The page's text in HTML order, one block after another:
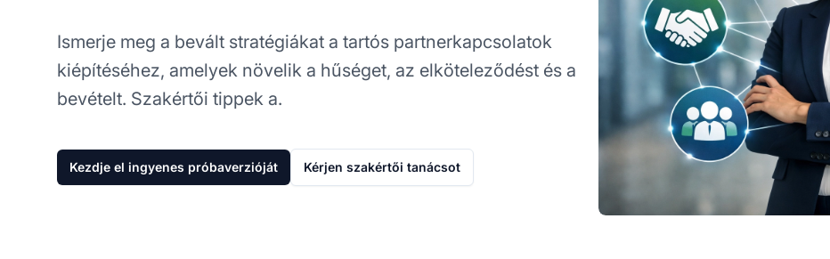
Ismerje meg a bevált stratégiákat a tartós partnerkapcsolatok
kiépítéséhez, amelyek növelik a hűséget, az elköteleződést és a
bevételt. Szakértői tippek a.
Kezdje el ingyenes próbaverzióját Kérjen szakértői tanácsot